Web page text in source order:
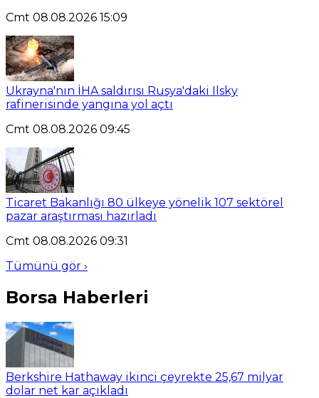
Cmt 08.08.2026 15:09
Ukrayna'nın İHA saldırısı Rusya'daki Ilsky
rafinerisinde yangına yol açtı
Cmt 08.08.2026 09:45
Ticaret Bakanlığı 80 ülkeye yönelik 107 sektörel
pazar araştırması hazırladı
Cmt 08.08.2026 09:31
Tümünü gör ›
Borsa Haberleri
Berkshire Hathaway ikinci çeyrekte 25,67 milyar
dolar net kar açıkladı